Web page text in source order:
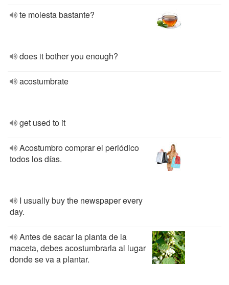
te molesta bastante?
does it bother you enough?
acostumbrate
get used to it
Acostumbro comprar el periódico
todos los días.
I usually buy the newspaper every
day.
Antes de sacar la planta de la
maceta, debes acostumbrarla al lugar
donde se va a plantar.